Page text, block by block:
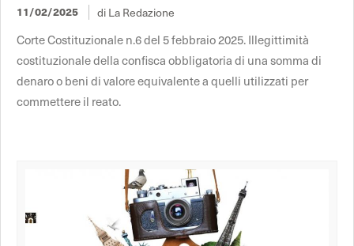
11/02/2025 di La Redazione
Corte Costituzionale n.6 del 5 febbraio 2025. Illegittimità
costituzionale della confisca obbligatoria di una somma di
denaro o beni di valore equivalente a quelli utilizzati per
commettere il reato.